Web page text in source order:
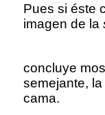
Pues si éste
imagen de la
concluye
semejante,
cama.